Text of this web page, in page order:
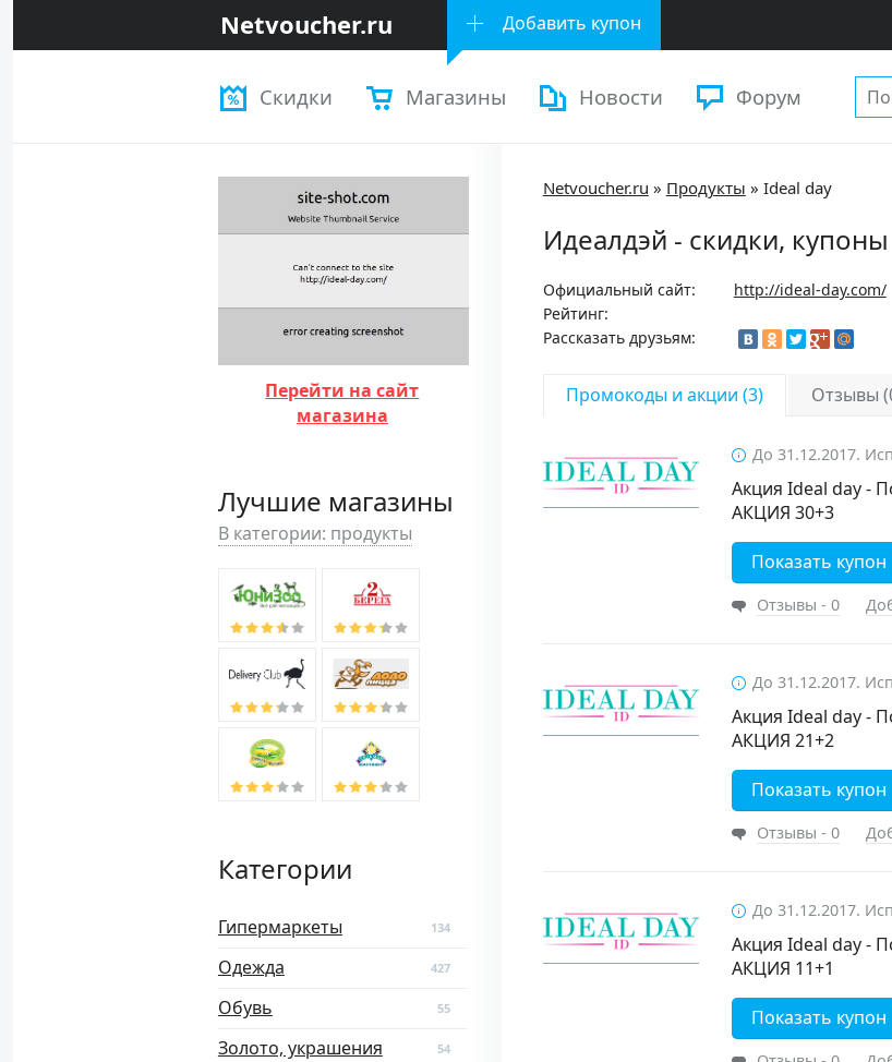
Netvoucher.ru Добавить купон
Скидки Магазины Новости Форум
Netvoucher.ru » Продукты » Ideal day
Идеалдэй - скидки, купоны
Официальный сайт:
http://ideal-day.com/
Рейтинг:
Рассказать друзьям:
Промокоды и акции (3) Отзывы
До 31.12.2017.
Акция Ideal day -
АКЦИЯ 30+3
Показать купон
Отзывы - 0
До 31.12.2017.
Акция Ideal day -
АКЦИЯ 21+2
Показать купон
Отзывы - 0
До 31.12.2017.
Акция Ideal day -
АКЦИЯ 11+1
Показать купон
Перейти на сайт
магазина
Лучшие магазины
В категории: продукты
Категории
Гипермаркеты 134
Одежда 427
Обувь 55
Золото, украшения 54